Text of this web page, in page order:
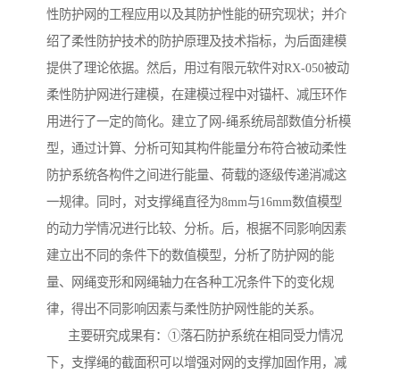
性防护网的工程应用以及其防护性能的研究现状；并介
绍了柔性防护技术的防护原理及技术指标，为后面建模
提供了理论依据。然后，用过有限元软件对RX-050被动
柔性防护网进行建模，在建模过程中对锚杆、减压环作
用进行了一定的简化。建立了网-绳系统局部数值分析模
型，通过计算、分析可知其构件能量分布符合被动柔性
防护系统各构件之间进行能量、荷载的逐级传递消减这
一规律。同时，对支撑绳直径为8mm与16mm数值模型
的动力学情况进行比较、分析。后，根据不同影响因素
建立出不同的条件下的数值模型，分析了防护网的能
量、网绳变形和网绳轴力在各种工况条件下的变化规
律，得出不同影响因素与柔性防护网性能的关系。
主要研究成果有：①落石防护系统在相同受力情况
下，支撑绳的截面积可以增强对网的支撑加固作用，减